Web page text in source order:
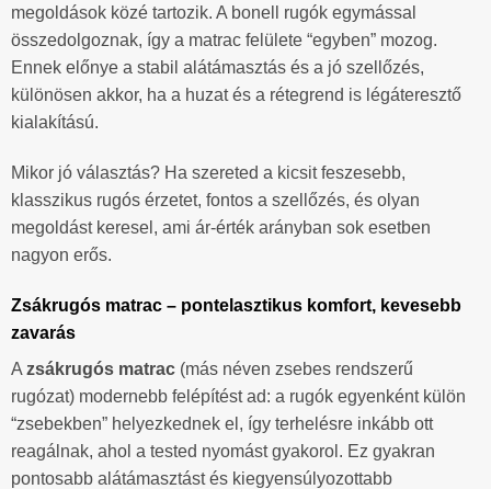
megoldások közé tartozik. A bonell rugók egymással
összedolgoznak, így a matrac felülete “egyben” mozog.
Ennek előnye a stabil alátámasztás és a jó szellőzés,
különösen akkor, ha a huzat és a rétegrend is légáteresztő
kialakítású.
Mikor jó választás? Ha szereted a kicsit feszesebb,
klasszikus rugós érzetet, fontos a szellőzés, és olyan
megoldást keresel, ami ár-érték arányban sok esetben
nagyon erős.
Zsákrugós matrac – pontelasztikus komfort, kevesebb
zavarás
A zsákrugós matrac (más néven zsebes rendszerű
rugózat) modernebb felépítést ad: a rugók egyenként külön
“zsebekben” helyezkednek el, így terhelésre inkább ott
reagálnak, ahol a tested nyomást gyakorol. Ez gyakran
pontosabb alátámasztást és kiegyensúlyozottabb